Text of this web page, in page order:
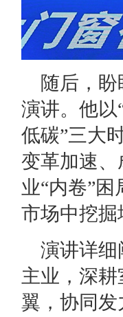
随后，
演讲。他以
低碳”三大
变革加速
业“内卷”
市场中挖
演讲详细
主业，深
翼，协同发